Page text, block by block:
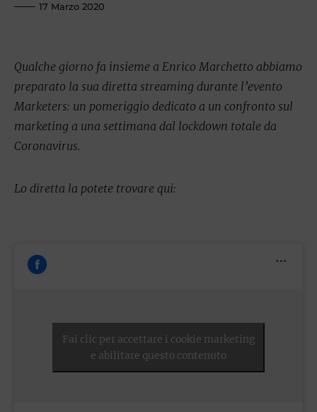
17 Marzo 2020
Qualche giorno fa insieme a Enrico Marchetto abbiamo
preparato la sua diretta streaming durante l’evento
Marketers: un pomeriggio dedicato a un confronto sul
marketing a una settimana dal lockdown totale da
Coronavirus.
Lo diretta la potete trovare qui:
Fai clic per accettare i cookie marketing
e abilitare questo contenuto